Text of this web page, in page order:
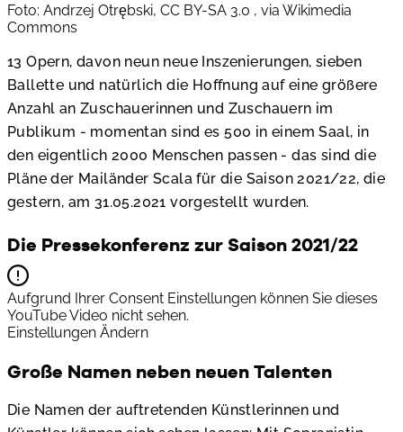
Foto: Andrzej Otrębski, CC BY-SA 3.0 , via Wikimedia
Commons
13 Opern, davon neun neue Inszenierungen, sieben
Ballette und natürlich die Hoffnung auf eine größere
Anzahl an Zuschauerinnen und Zuschauern im
Publikum - momentan sind es 500 in einem Saal, in
den eigentlich 2000 Menschen passen - das sind die
Pläne der Mailänder Scala für die Saison 2021/22, die
gestern, am 31.05.2021 vorgestellt wurden.
Die Pressekonferenz zur Saison 2021/22
Aufgrund Ihrer Consent Einstellungen können Sie dieses
YouTube Video nicht sehen.
Einstellungen Ändern
Große Namen neben neuen Talenten
Die Namen der auftretenden Künstlerinnen und